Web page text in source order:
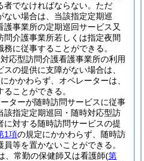
でなければならない。 ただ
ない場合は、当該指定定期巡
事業所の定期巡回サービス又
問介護事業所若しくは指定夜間
に従事することができる。
応型訪問介護看護事業所の利用
の提供に支障がない場合は、
かかわらず、オペレーターは、
ことができる。
ターが随時訪問サービスに従事
該指定定期巡回・随時対応型訪
に対する随時訪問サービスの提
1項の規定にかかわらず、随時訪
等を置かないことができる。
、常勤の保健師又は看護師(第